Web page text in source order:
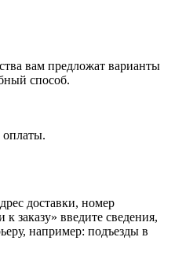
вам предложат варианты
способ.
доставки, номер
заказу» введите сведения,
например: подъезды в